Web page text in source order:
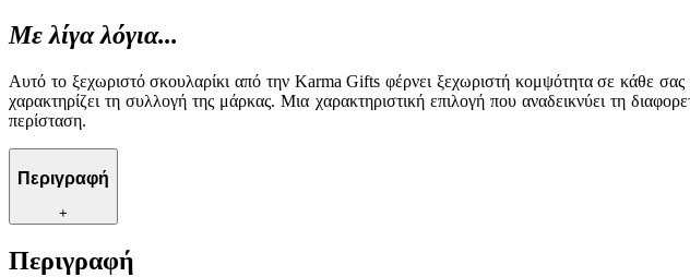
Με λίγα λόγια...
Αυτό το ξεχωριστό σκουλαρίκι από την Karma Gifts φέρνει ξεχωριστή κομψότητα σε κάθε
χαρακτηρίζει τη συλλογή της μάρκας. Μια χαρακτηριστική επιλογή που αναδεικνύει τη
περίσταση.
Περιγραφή
+
Περιγραφή